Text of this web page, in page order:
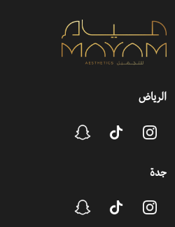
الرياض
جدة